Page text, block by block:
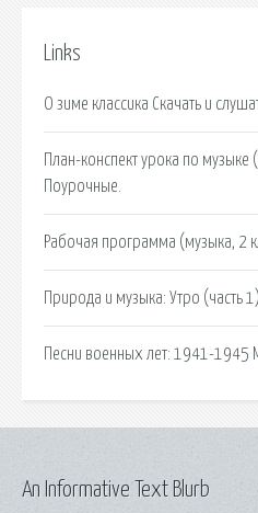
Links
О зиме классика Скачать и
План-конспект урока по музыке
Поурочные.
Рабочая программа (музыка, 2
Природа и музыка: Утро (часть
Песни военных лет: 1941-1945
An Informative Text Blurb